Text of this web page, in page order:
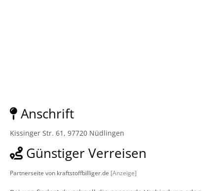
Anschrift
Kissinger Str. 61, 97720 Nüdlingen
Günstiger Verreisen
Partnerseite von kraftstoffbilliger.de [Anzeige]